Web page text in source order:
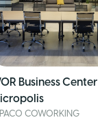
Business Center
COWORKING